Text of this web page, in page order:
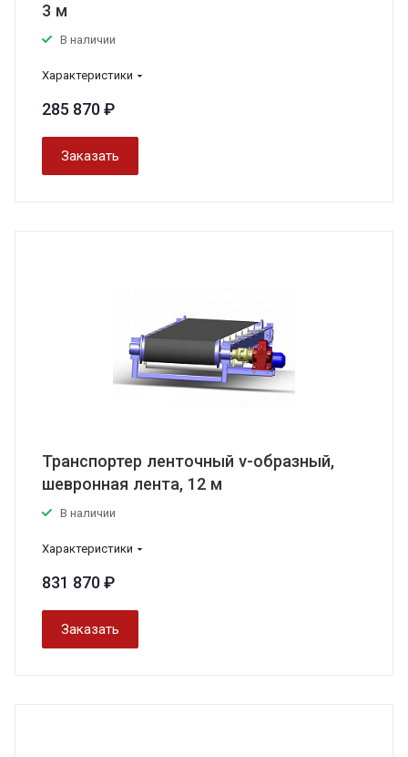
3 м
В наличии
Характеристики
285 870 ₽
Заказать
Транспортер ленточный v-образный,
шевронная лента, 12 м
В наличии
Характеристики
831 870 ₽
Заказать